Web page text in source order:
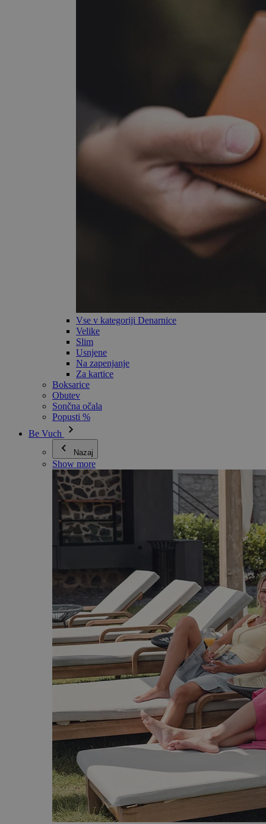
Vse v kategoriji Denarnice
Velike
Slim
Usnjene
Na zapenjanje
Za kartice
Boksarice
Obutev
Sončna očala
Popusti %
Be Vuch
Nazaj
Show more